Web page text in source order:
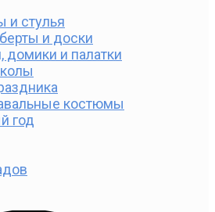
и стулья
и доски
домики и палатки
костюмы
год